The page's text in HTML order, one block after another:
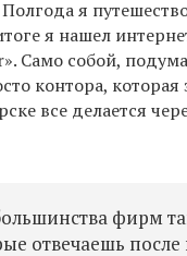
Полгода я
я нашел
Само собой,
контора,
все делается
фирм
отвечаешь